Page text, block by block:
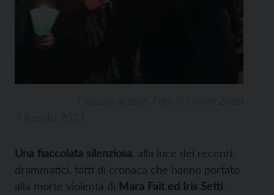
Una fiaccolata silenziosa , alla luce dei recenti,
drammatici, fatti di cronaca che hanno portato
alla morte violenta di Mara Fait ed Iris Setti.